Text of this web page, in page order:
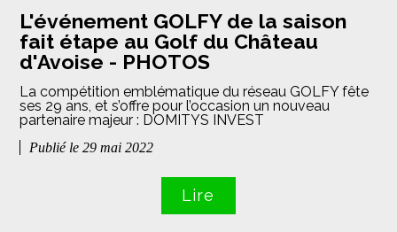
L'événement GOLFY de la saison
fait étape au Golf du Château
d'Avoise - PHOTOS
La compétition emblématique du réseau GOLFY fête
ses 29 ans, et s’offre pour l’occasion un nouveau
partenaire majeur : DOMITYS INVEST
Publié le 29 mai 2022
Lire